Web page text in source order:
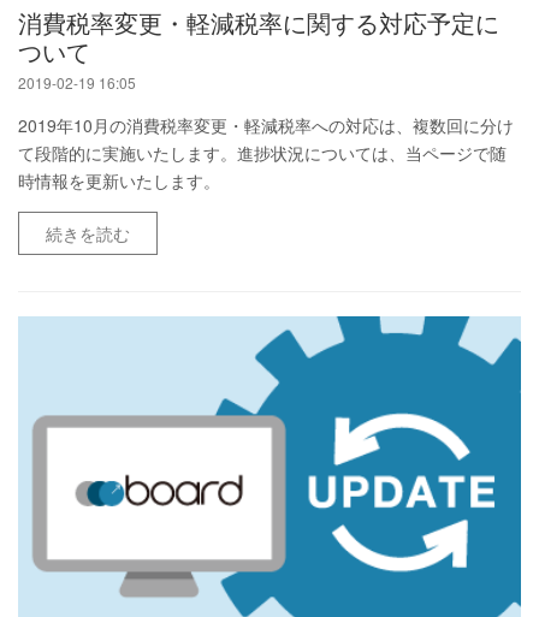
消費税率変更・軽減税率に関する対応予定に
ついて
2019-02-19 16:05
2019年10月の消費税率変更・軽減税率への対応は、複数回に分け
て段階的に実施いたします。進捗状況については、当ページで随
時情報を更新いたします。
続きを読む